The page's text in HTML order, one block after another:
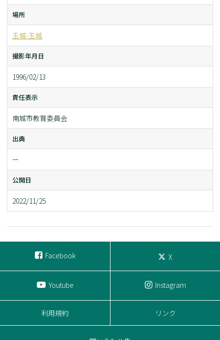
場所
玉城-玉城
撮影年月日
1996/02/13
責任表示
南城市教育委員会
出典
ー
公開日
2022/11/25
Facebook X
Youtube Instagram
利用規約 リンク